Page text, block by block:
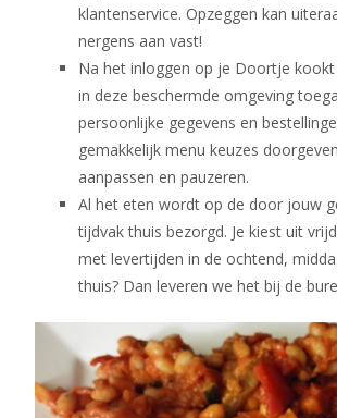
klantenservice. Opzeggen kan
nergens aan vast!
Na het inloggen op je Doortje
in deze beschermde omgeving
persoonlijke gegevens en
gemakkelijk menu keuzes
aanpassen en pauzeren.
Al het eten wordt op de door jouw
tijdvak thuis bezorgd. Je kiest uit
met levertijden in de ochtend,
thuis? Dan leveren we het bij de